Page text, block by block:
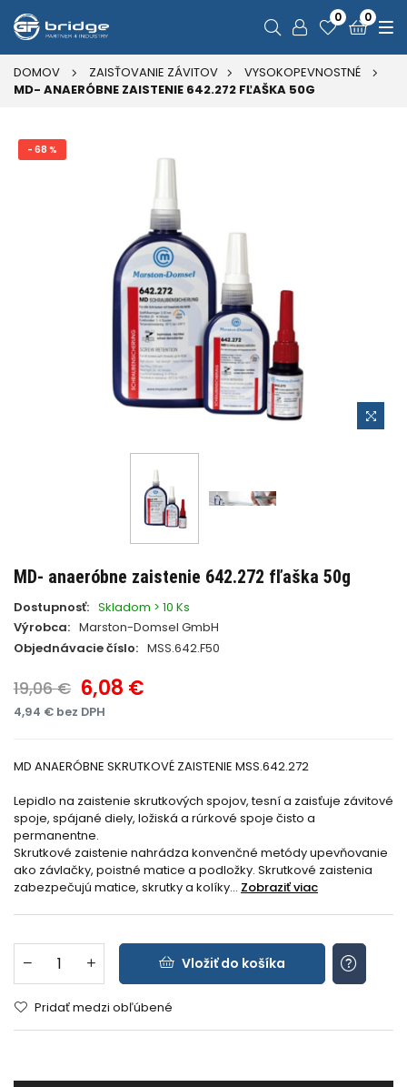
0 0
DOMOV ZAISŤOVANIE ZÁVITOV
VYSOKOPEVNOSTNÉ
MD- ANAERÓBNE ZAISTENIE 642.272 FĽAŠKA 50G
- 68 %
MD- anaeróbne zaistenie 642.272 fľaška 50g
Dostupnosť: Skladom > 10 Ks
Výrobca: Marston-Domsel GmbH
Objednávacie číslo: MSS.642.F50
19,06 € 6,08 €
4,94 € bez DPH
MD ANAERÓBNE SKRUTKOVÉ ZAISTENIE MSS.642.272
Lepidlo na zaistenie skrutkových spojov, tesní a zaisťuje závitové
spoje, spájané diely, ložiská a rúrkové spoje čisto a
permanentne.
Skrutkové zaistenie nahrádza konvenčné metódy upevňovanie
ako závlačky, poistné matice a podložky. Skrutkové zaistenia
zabezpečujú matice, skrutky a kolíky... Zobraziť viac
Vložiť do košíka
Pridať medzi obľúbené